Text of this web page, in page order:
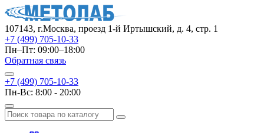
107143, г.Москва, проезд 1-й Иртышский, д. 4, стр. 1
+7 (499) 705-10-33
Пн–Пт: 09:00–18:00
Обратная связь
+7 (499) 705-10-33
Пн-Вс: 8:00 - 20:00